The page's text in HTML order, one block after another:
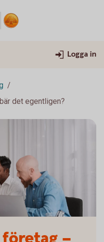
Logga in
det egentligen?